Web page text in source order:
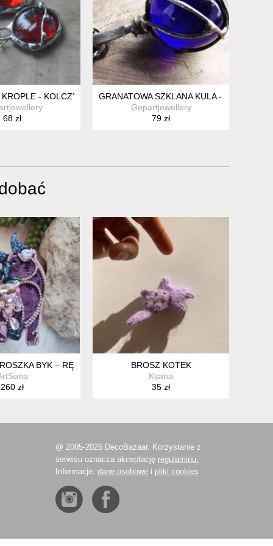
PIERŚCIONEK
- KOLCZYKI
68 zł
GRANATOWA SZKLANA KULA - ANTYCZNY
Gepartjewellery
79 zł
BYK – RĘCZNIE WYKONANA BIŻUTERIA Z GLINY,
260 zł
BROSZ KOTEK
Ksana
35 zł
@ 2005-2026 DecoBazaar. Korzystanie z
serwisu oznacza akceptację regulaminu.
Informacje: dane osobowe i pliki cookies